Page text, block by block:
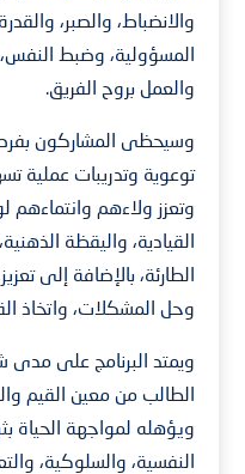
والانضباط، والصبر،
المسؤولية، وضبط
والعمل بروح الفريق.
وسيحظى المشاركون
توعوية وتدريبات عملية
وتعزز ولاءهم وانتماءهم
القيادية، واليقظة
الطارئة، بالإضافة إلى
وحل المشكلات، واتخاذ
ويمتد البرنامج على مدى
الطالب من معين القيم
ويؤهله لمواجهة الحياة
النفسية، والسلوكية،